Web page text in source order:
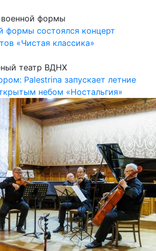
формы
формы состоялся концерт
«Чистая классика»
театр ВДНХ
Palestrina запускает летние
небом «Ностальгия»